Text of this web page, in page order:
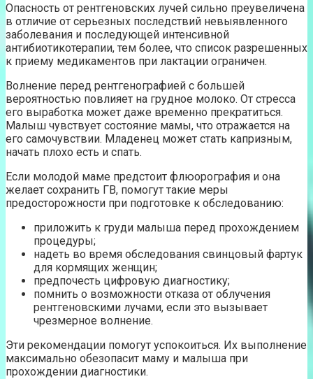
Опасность от рентгеновских лучей сильно преувеличена
в отличие от серьезных последствий невыявленного
заболевания и последующей интенсивной
антибиотикотерапии, тем более, что список разрешенных
к приему медикаментов при лактации ограничен.
Волнение перед рентгенографией с большей
вероятностью повлияет на грудное молоко. От стресса
его выработка может даже временно прекратиться.
Малыш чувствует состояние мамы, что отражается на
его самочувствии. Младенец может стать капризным,
начать плохо есть и спать.
Если молодой маме предстоит флюорография и она
желает сохранить ГВ, помогут такие меры
предосторожности при подготовке к обследованию:
приложить к груди малыша перед прохождением
процедуры;
надеть во время обследования свинцовый фартук
для кормящих женщин;
предпочесть цифровую диагностику;
помнить о возможности отказа от облучения
рентгеновскими лучами, если это вызывает
чрезмерное волнение.
Эти рекомендации помогут успокоиться. Их выполнение
максимально обезопасит маму и малыша при
прохождении диагностики.